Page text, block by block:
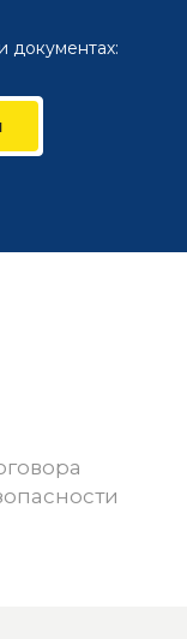
документах: